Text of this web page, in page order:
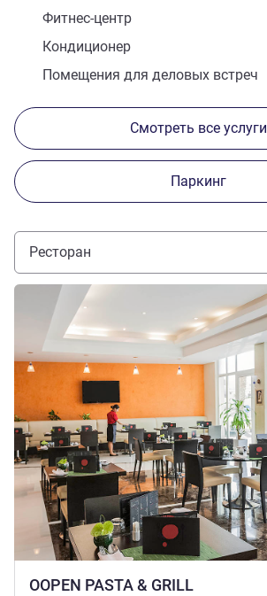
Фитнес-центр
Кондиционер
Помещения для деловых встреч
Смотреть все услуги
Паркинг
Ресторан
OOPEN PASTA & GRILL
Подробная информация